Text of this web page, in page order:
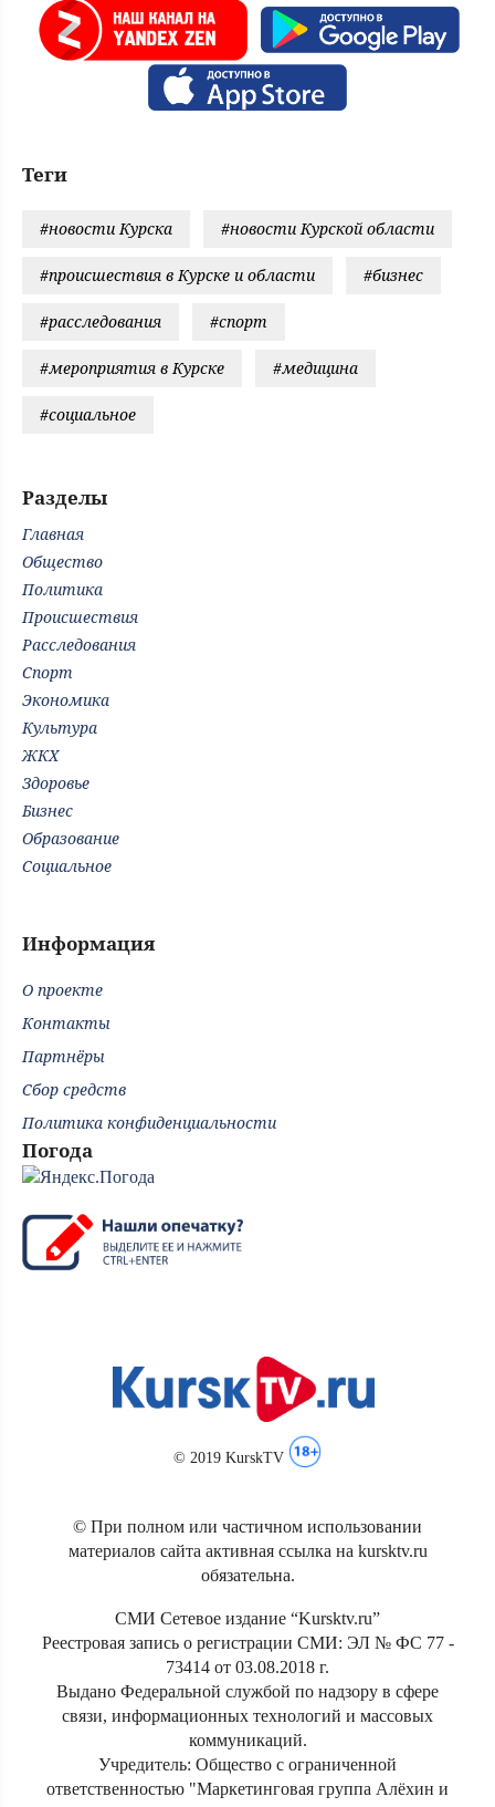
Теги
#новости Курска #новости Курской области
#происшествия в Курске и области #бизнес
#расследования #спорт
#мероприятия в Курске #медицина
#социальное
Разделы
Главная
Общество
Политика
Происшествия
Расследования
Спорт
Экономика
Культура
ЖКХ
Здоровье
Бизнес
Образование
Социальное
Информация
О проекте
Контакты
Партнёры
Сбор средств
Политика конфиденциальности
Погода
© 2019 KurskTV
© При полном или частичном использовании
материалов сайта активная ссылка на kursktv.ru
обязательна.
СМИ Сетевое издание “Kursktv.ru”
Реестровая запись о регистрации СМИ: ЭЛ № ФС 77 -
73414 от 03.08.2018 г.
Выдано Федеральной службой по надзору в сфере
связи, информационных технологий и массовых
коммуникаций.
Учредитель: Общество с ограниченной
ответственностью "Маркетинговая группа Алёхин и